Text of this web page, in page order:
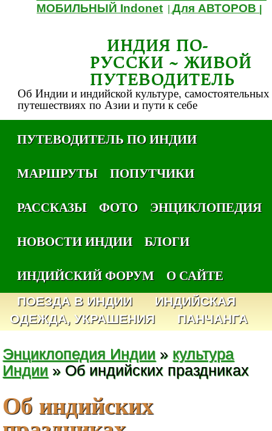
МОБИЛЬНЫЙ Indonet |Для АВТОРОВ
ИНДИЯ ПО-
РУССКИ ~ ЖИВОЙ
ПУТЕВОДИТЕЛЬ
Об Индии и индийской культуре, самостоятельных
путешествиях по Азии и пути к себе
ПУТЕВОДИТЕЛЬ ПО ИНДИИ
МАРШРУТЫ
ПОПУТЧИКИ
РАССКАЗЫ
ФОТО
ЭНЦИКЛОПЕДИЯ
НОВОСТИ ИНДИИ
БЛОГИ
ИНДИЙСКИЙ ФОРУМ
О САЙТЕ
ПОЕЗДА В ИНДИИ
ИНДИЙСКАЯ
ОДЕЖДА, УКРАШЕНИЯ
ПАНЧАНГА
Энциклопедия Индии » культура
Индии » Об индийских праздниках
Об индийских